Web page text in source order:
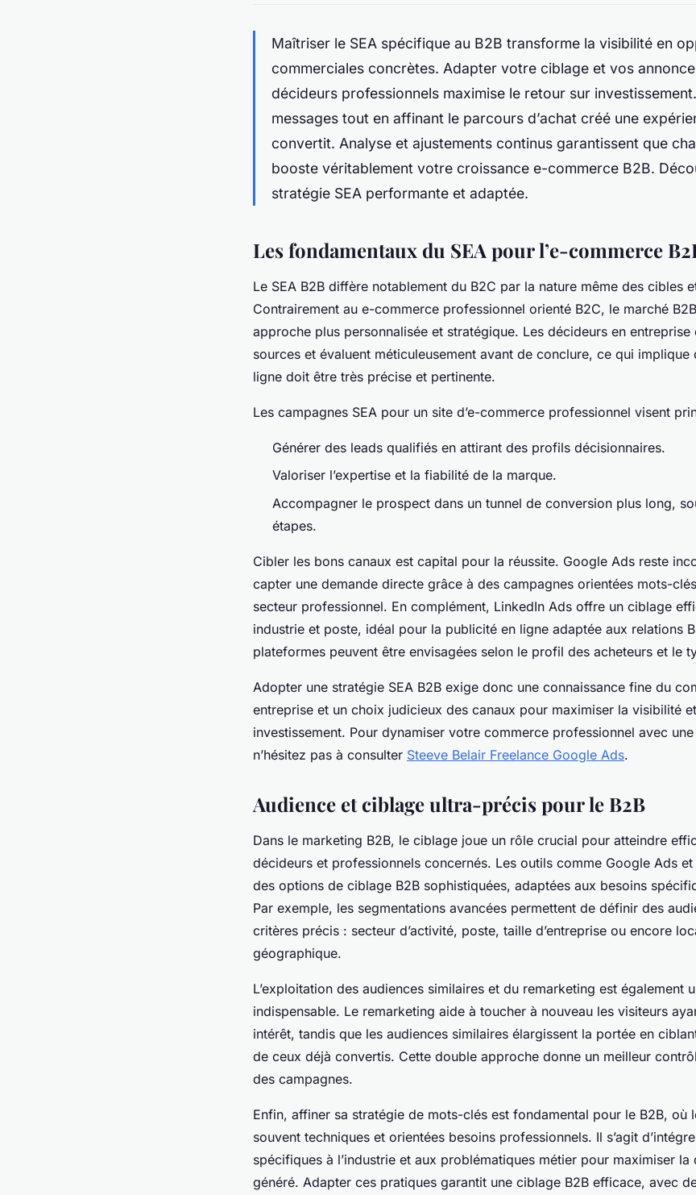
Maîtriser le SEA spécifique au B2B transforme la visibilité en
commerciales concrètes. Adapter votre ciblage et vos
décideurs professionnels maximise le retour sur
messages tout en affinant le parcours d’achat créé une
convertit. Analyse et ajustements continus garantissent que
booste véritablement votre croissance e-commerce B2B.
stratégie SEA performante et adaptée.
Les fondamentaux du SEA pour l’e-commerce
Le SEA B2B diffère notablement du B2C par la nature même des cibles
Contrairement au e-commerce professionnel orienté B2C, le marché
approche plus personnalisée et stratégique. Les décideurs en entreprise
sources et évaluent méticuleusement avant de conclure, ce qui implique
ligne doit être très précise et pertinente.
Les campagnes SEA pour un site d’e-commerce professionnel visent
Générer des leads qualifiés en attirant des profils décisionnaires.
Valoriser l’expertise et la fiabilité de la marque.
Accompagner le prospect dans un tunnel de conversion plus long,
étapes.
Cibler les bons canaux est capital pour la réussite. Google Ads reste
capter une demande directe grâce à des campagnes orientées mots-
secteur professionnel. En complément, LinkedIn Ads offre un ciblage
industrie et poste, idéal pour la publicité en ligne adaptée aux relations
plateformes peuvent être envisagées selon le profil des acheteurs et le
Adopter une stratégie SEA B2B exige donc une connaissance fine du
entreprise et un choix judicieux des canaux pour maximiser la visibilité
investissement. Pour dynamiser votre commerce professionnel avec
n’hésitez pas à consulter Steeve Belair Freelance Google Ads.
Audience et ciblage ultra-précis pour le B2B
Dans le marketing B2B, le ciblage joue un rôle crucial pour atteindre
décideurs et professionnels concernés. Les outils comme Google Ads
des options de ciblage B2B sophistiquées, adaptées aux besoins
Par exemple, les segmentations avancées permettent de définir des
critères précis : secteur d’activité, poste, taille d’entreprise ou encore
géographique.
L’exploitation des audiences similaires et du remarketing est également
indispensable. Le remarketing aide à toucher à nouveau les visiteurs
intérêt, tandis que les audiences similaires élargissent la portée en
de ceux déjà convertis. Cette double approche donne un meilleur
des campagnes.
Enfin, affiner sa stratégie de mots-clés est fondamental pour le B2B, où
souvent techniques et orientées besoins professionnels. Il s’agit
spécifiques à l’industrie et aux problématiques métier pour maximiser
généré. Adapter ces pratiques garantit une ciblage B2B efficace, avec